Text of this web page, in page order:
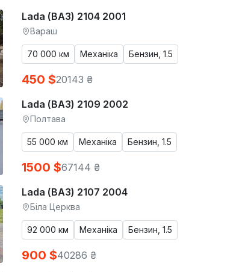
Lada (ВАЗ) 2104 2001
Вараш
70 000 км Механіка Бензин, 1.5
450 $20143 ₴
Lada (ВАЗ) 2109 2002
Полтава
55 000 км Механіка Бензин, 1.5
1500 $67144 ₴
Lada (ВАЗ) 2107 2004
Біла Церква
92 000 км Механіка Бензин, 1.5
900 $40286 ₴